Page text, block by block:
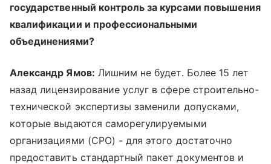
государственный контроль за курсами повышения
квалификации и профессиональными
объединениями?
Александр Ямов: Лишним не будет. Более 15 лет
назад лицензирование услуг в сфере строительно-
технической экспертизы заменили допусками,
которые выдаются саморегулируемыми
организациями (СРО) - для этого достаточно
предоставить стандартный пакет документов и